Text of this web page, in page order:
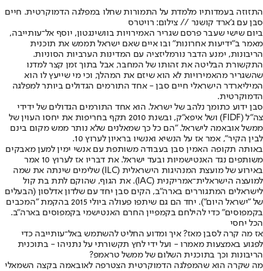
התזוזה בעמדותיו מלמדת על התמורות שחלו במפלגה הדמוקרטית. חיים
סבן עם ג'ארד קושנר // צילום: רויטרס
ביום שישי שעבר פרסם שגריר האמירויות בוושינגטון, יוסף אל־עותייבה,
מאמר ב"ידיעות אחרונות" ובו איים שאם ישראל תממש את תוכנית
הריבונות, ימנע הדבר נורמליזציה עם המדינות הערביות הסוניות.
התקשורת הבליטה את זהותו של המחבר, אבל בתוך זמן קצר למדנו
שהשגריר מהאמירויות לא הוא שיזם את המהלך, וכי מי שייעץ לו הוא
המיליארדר הישראלי חיים סבן - אחד התורמים הגדולים ביותר למפלגה
הדמוקרטית.
סבן ידוע כתומך נלהב של ישראל. הוא אחד התורמים הגדולים של ידידי
צה"ל (FIDF) ושל איפא"ק, ובשנת 2010 תקף בחריפות את יחסו העוין של
ממשל אובאמה לישראל. "הם כל כך שמאלנים שלא נותר ממש מקום בינם
לבין הקיר", אמר אז על הנשיא ואנשיו בראיון לערוץ 10.
באותה תקופה האמין סבן בעבודה משותפת עם אנשי ימין למען מאבקים
משותפים נגד האנטישמיות ובעד ישראל. את דבריו אז לערוץ 10 אמר
באירוע של מועצת המנהיגות הישראלית (ILC) שלימים שינתה את שמה
למועצה הישראלית־אמריקנית (IAC). את הגוף, שהוקם לתת בת קול
לישראלים המתגוררים בארה"ב, הקים סבן יחד עם שלדון אדלסון (הבעלים
של "ישראל היום"). יחד הם גם שיתפו פעולה ביולי 2015 בהקמת "המכבים
בקמפוסים" כדי להילחם בקמפיין החרם האנטישמי בקמפוסים בארה"ב.
הכל יחסי
אז מה קרה לסבן מאז? איך ומדוע החליט להשתמש באל־עותייבה כדי
לפגוע באמצעות מאמרו - ועל ידי לחץ תקשורתי על נתניהו - בתוכנית
הריבונות וכך בתוכנית השלום של ממשל טראמפ?
מה שקרה הוא שהמפלגה הדמוקרטית הצטרפה לאובאמה בקצה השמאלי